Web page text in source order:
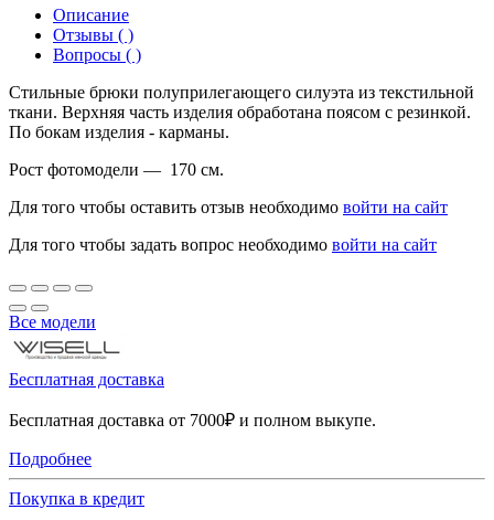
Описание
Отзывы ( )
Вопросы ( )
Стильные брюки полуприлегающего силуэта из текстильной
ткани. Верхняя часть изделия обработана поясом с резинкой.
По бокам изделия - карманы.
Рост фотомодели — 170 см.
Для того чтобы оставить отзыв необходимо войти на сайт
Для того чтобы задать вопрос необходимо войти на сайт
Все модели
Бесплатная доставка
Бесплатная доставка от 7000₽ и полном выкупе.
Подробнее
Покупка в кредит